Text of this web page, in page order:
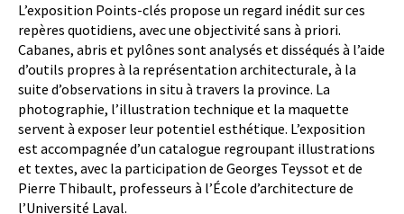
L’exposition Points-clés propose un regard inédit sur ces
repères quotidiens, avec une objectivité sans à priori.
Cabanes, abris et pylônes sont analysés et disséqués à l’aide
d’outils propres à la représentation architecturale, à la
suite d’observations in situ à travers la province. La
photographie, l’illustration technique et la maquette
servent à exposer leur potentiel esthétique. L’exposition
est accompagnée d’un catalogue regroupant illustrations
et textes, avec la participation de Georges Teyssot et de
Pierre Thibault, professeurs à l’École d’architecture de
l’Université Laval.